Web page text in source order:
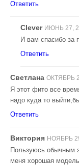
Ответить
Clever ИЮНЬ 27,
И вам спасибо за
Ответить
Светлана ОКТЯБРЬ
Я этот фито все
надо куда то
Ответить
Виктория НОЯБРЬ
Пользуюсь обычным
меня хорошая